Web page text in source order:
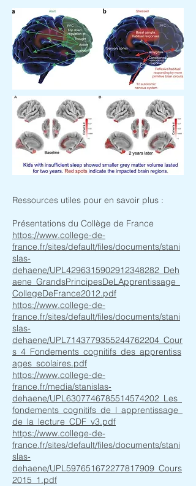
Ressources utiles pour en savoir plus :
Présentations du Collège de France
https://www.college-de-
france.fr/sites/default/files/documents/stani
slas-
dehaene/UPL4296315902912348282_Deh
aene_GrandsPrincipesDeLApprentissage_
CollegeDeFrance2012.pdf
https://www.college-de-
france.fr/sites/default/files/documents/stani
slas-
dehaene/UPL7143779355244762204_Cour
s_4_Fondements_cognitifs_des_apprentiss
ages_scolaires.pdf
https://www.college-de-
france.fr/media/stanislas-
dehaene/UPL6307746785514574202_Les_
fondements_cognitifs_de_l_apprentissage_
de_la_lecture_CDF_v3.pdf
https://www.college-de-
france.fr/sites/default/files/documents/stani
slas-
dehaene/UPL597651672277817909_Cours
2015_1.pdf